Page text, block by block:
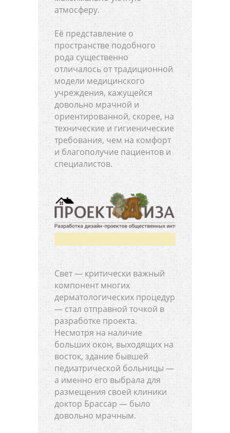
атмосферу.
Её представление о
пространстве подобного
рода существенно
отличалось от традиционной
модели медицинского
учреждения, кажущейся
довольно мрачной и
ориентированной, скорее, на
технические и гигиенические
требования, чем на комфорт
и благополучие пациентов и
специалистов.
Свет — критически важный
компонент многих
дерматологических процедур
— стал отправной точкой в
разработке проекта.
Несмотря на наличие
больших окон, выходящих на
восток, здание бывшей
педиатрической больницы —
а именно его выбрала для
размещения своей клиники
доктор Брассар — было
довольно мрачным.